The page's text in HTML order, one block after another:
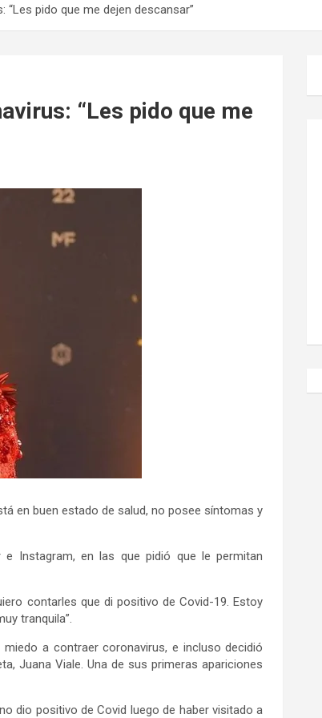
pido que me dejen descansar”
“Les pido que me
en buen estado de salud, no posee síntomas y
Instagram, en las que pidió que le permitan
contarles que di positivo de Covid-19. Estoy
tranquila”.
a contraer coronavirus, e incluso decidió
Juana Viale. Una de sus primeras apariciones
dio positivo de Covid luego de haber visitado a